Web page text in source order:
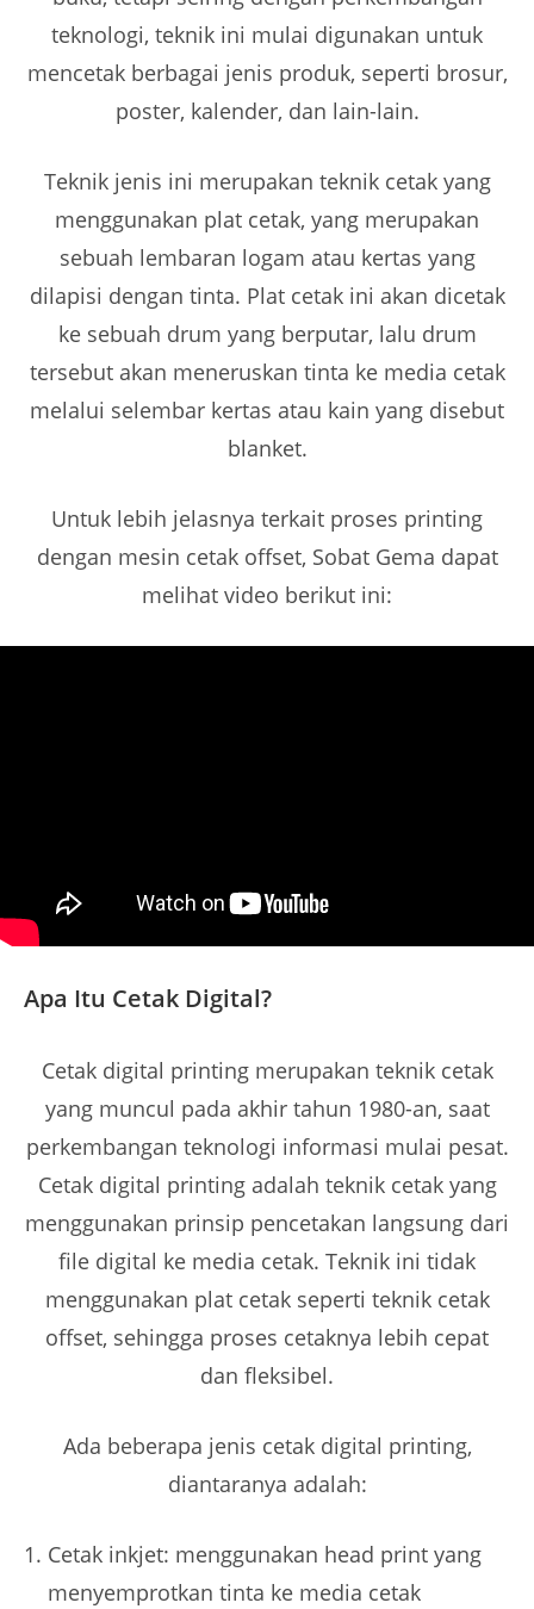
teknologi, teknik ini mulai digunakan untuk
mencetak berbagai jenis produk, seperti brosur,
poster, kalender, dan lain-lain.
Teknik jenis ini merupakan teknik cetak yang
menggunakan plat cetak, yang merupakan
sebuah lembaran logam atau kertas yang
dilapisi dengan tinta. Plat cetak ini akan dicetak
ke sebuah drum yang berputar, lalu drum
tersebut akan meneruskan tinta ke media cetak
melalui selembar kertas atau kain yang disebut
blanket.
Untuk lebih jelasnya terkait proses printing
dengan mesin cetak offset, Sobat Gema dapat
melihat video berikut ini:
Apa Itu Cetak Digital?
Cetak digital printing merupakan teknik cetak
yang muncul pada akhir tahun 1980-an, saat
perkembangan teknologi informasi mulai pesat.
Cetak digital printing adalah teknik cetak yang
menggunakan prinsip pencetakan langsung dari
file digital ke media cetak. Teknik ini tidak
menggunakan plat cetak seperti teknik cetak
offset, sehingga proses cetaknya lebih cepat
dan fleksibel.
Ada beberapa jenis cetak digital printing,
diantaranya adalah:
Cetak inkjet: menggunakan head print yang
menyemprotkan tinta ke media cetak